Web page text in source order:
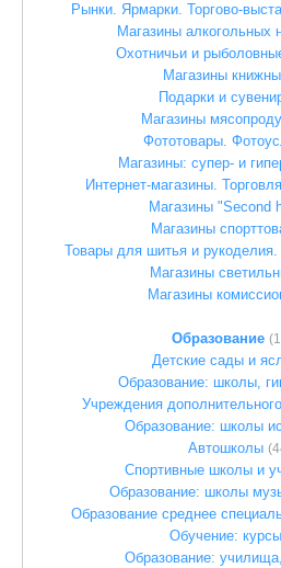
Рынки. Ярмарки. Торгово-
Магазины алкогольных
Охотничьи и
Магазины
Подарки и
Магазины
Фототовары.
Магазины: супер- и
Интернет-магазины.
Магазины "Second
Магазины
Товары для шитья и рукоделия.
Магазины
Магазины
Образование
Детские сады и
Образование: школы,
Учреждения
Образование: школы
Автошколы
Спортивные школы и
Образование: школы
Образование среднее
Обучение: курсы
Образование: